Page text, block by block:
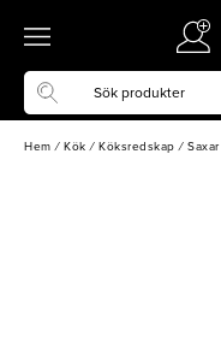
Hem / Kök / Köksredskap / Saxar